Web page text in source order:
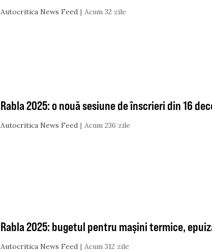
Autocritica News Feed Acum 32 zile
Rabla 2025: o nouă sesiune de înscrieri din 16
Autocritica News Feed Acum 236 zile
Rabla 2025: bugetul pentru mașini termice,
Autocritica News Feed Acum 312 zile